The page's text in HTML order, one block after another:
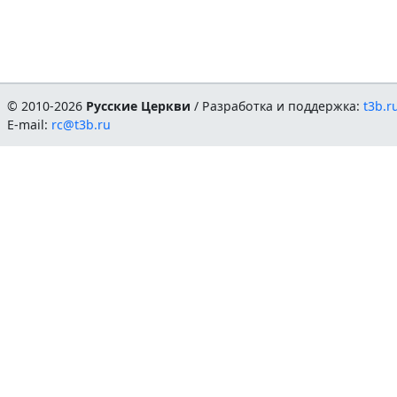
© 2010-2026 Русские Церкви / Разработка и поддержка:
E-mail: rc@t3b.ru